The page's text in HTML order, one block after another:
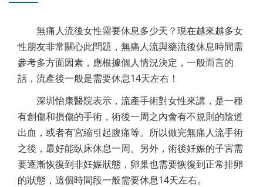
無痛人流後女性需要休息多少天？現在越來越多女
性朋友非常關心此問題，無痛人流與藥流後休息時間需
參考多方面因素，應根據個人情況決定，一般而言的
話，流產後一般是需要休息14天左右！
深圳怡康醫院表示，流產手術對女性來講，是一種
有創傷和損傷的手術，術後一周之內會有不規則的陰道
出血，或者有宮縮引起腹痛等。所以做完無痛人流手術
之後，最好能臥床休息一周。另外，術後妊娠的子宮需
要逐漸恢復到非妊娠狀態，卵巢也需要恢復到正常排卵
的狀態，這個時間段一般需要休息14天左右。